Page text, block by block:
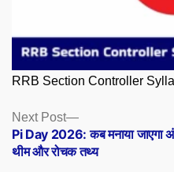
RRB Section Controller
Posts
navigation
Next Post
Next
post:
Pi Day 2026: कब मनाया जाएगा
थीम और रोचक तथ्य